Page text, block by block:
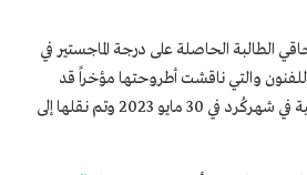
الطالبة الحاصلة على درجة الماجستير في
والتي ناقشت أطروحتها مؤخراً قد
اُعتُقِلت من قبل القوات الأمنية في شهركُرد في 30 مايو 2023 وتم نقلها إلى